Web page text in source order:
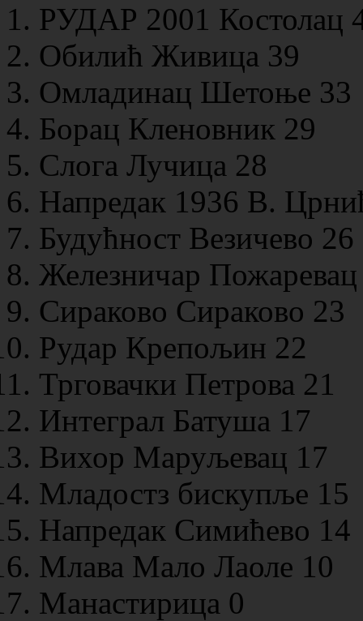
РУДАР 2001 Костолац
Обилић Живица 39
Омладинац Шетоње 33
Борац Кленовник 29
Слога Лучица 28
Напредак 1936 В.
Будућност Везичево 26
Железничар
Сираково Сираково 23
Рудар Крепољин 22
Трговачки Петрова 21
Интеграл Батуша 17
Вихор Маруљевац 17
Младостз бискупље 15
Напредак Симићево 14
Млава Мало Лаоле 10
Манастирица 0